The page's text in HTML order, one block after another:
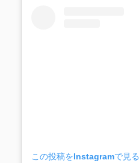
この投稿をInstagramで見る